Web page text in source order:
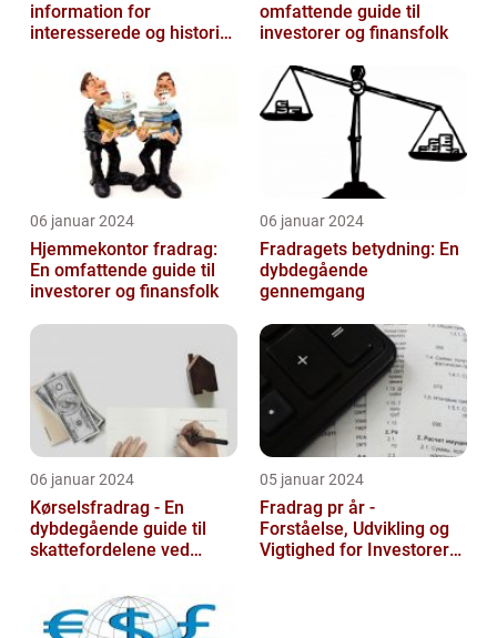
information for
interesserede og historisk
omfattende guide til
investorer og finansfolk
06 januar 2024
Hjemmekontor fradrag:
En omfattende guide til
investorer og finansfolk
06 januar 2024
Fradragets betydning: En
dybdegående
gennemgang
06 januar 2024
Kørselsfradrag - En
dybdegående guide til
skattefordelene ved
05 januar 2024
Fradrag pr år -
Forståelse, Udvikling og
Vigtighed for Investorer